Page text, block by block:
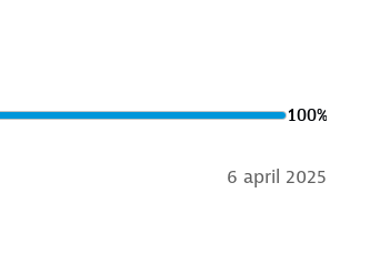
100%
6 april 2025